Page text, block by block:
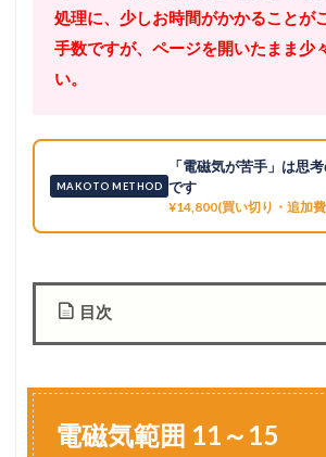
処理に、少しお時間がかかることが
手数ですが、ページを開いたまま少
い。
MAKOTO METHOD
「電磁気が苦手」は思
です
¥14,800(買い切り・追加
目次
気
範
電磁気範囲 11～15